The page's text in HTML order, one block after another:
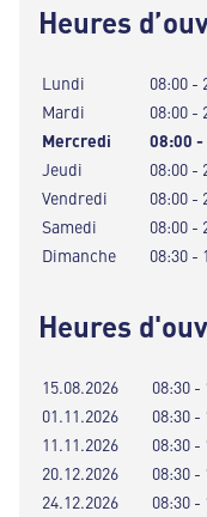
Heures
Lundi
08:00 -
Mardi
08:00 -
Mercredi
08:00 -
Jeudi
08:00 -
Vendredi
08:00 -
Samedi
08:00 -
Dimanche
08:30 -
Heures
15.08.2026
08:30 -
01.11.2026
08:30 -
11.11.2026
08:30 -
20.12.2026
08:30 -
24.12.2026
08:30 -